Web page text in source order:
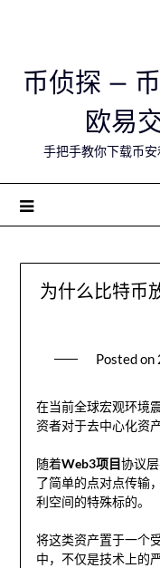
币侦探 –
欧易
手把手教你下载币
为什么比特币
Posted on
在当前全球宏观环境
资者对于去中心化资
随着Web3项目协议
了简单的点对点传输
利空间的特殊标的。
将这类资产置于一个
中，不仅是技术上的